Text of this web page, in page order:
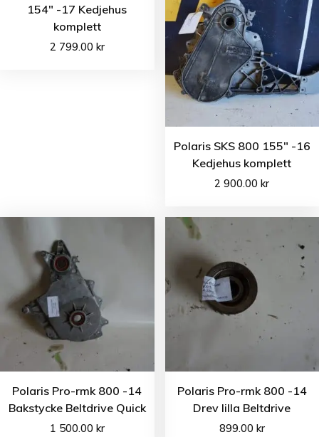
154″ -17 Kedjehus
komplett
2 799.00 kr
Polaris SKS 800 155″ -16
Kedjehus komplett
2 900.00kr
Polaris Pro-rmk 800 -14
Bakstycke Beltdrive Quick
1 500.00 kr
Polaris Pro-rmk 800 -14
Drev lilla Beltdrive
899.00 kr